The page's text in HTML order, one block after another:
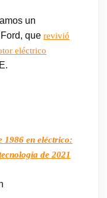
un
que revivió
eléctrico
1986 en eléctrico:
de 2021